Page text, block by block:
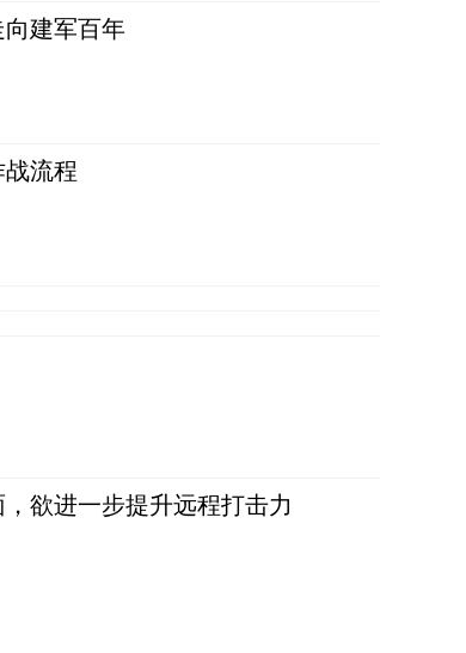
向建军百年
流程
欲进一步提升远程打击力